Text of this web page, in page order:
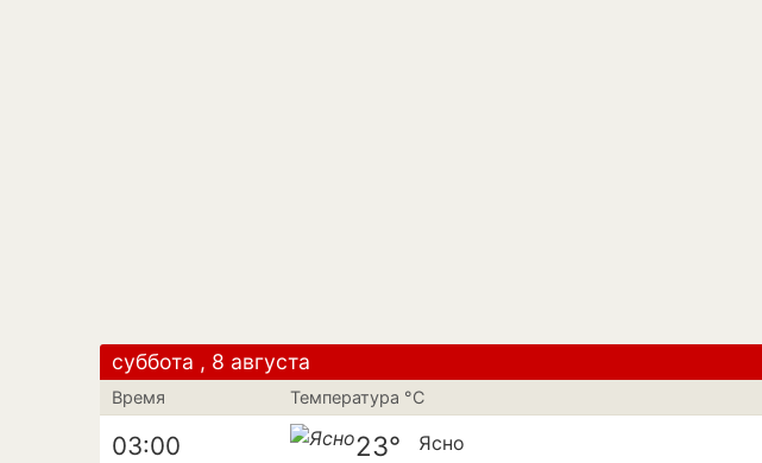
суббота , 8 августа
Время Температура °C
03:00 23° Ясно